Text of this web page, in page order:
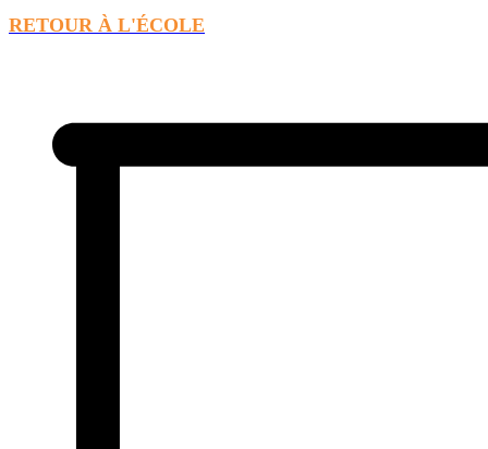
RETOUR À L'ÉCOLE